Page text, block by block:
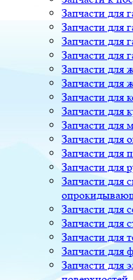
Запчасти для
Запчасти для
Запчасти для
Запчасти для
Запчасти для
Запчасти для
Запчасти для
Запчасти для
Запчасти для
Запчасти для
Запчасти для
Запчасти для
Запчасти для
Запчасти для
Запчасти для
Запчасти для
Запчасти для
Запчасти для